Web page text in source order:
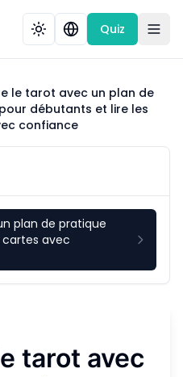
Quiz
le tarot avec un plan de
débutants et lire les
confiance
plan de pratique
avec
tarot avec